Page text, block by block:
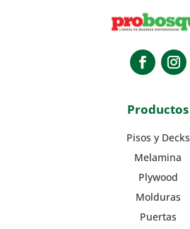
Productos
Pisos y Decks
Melamina
Plywood
Molduras
Puertas